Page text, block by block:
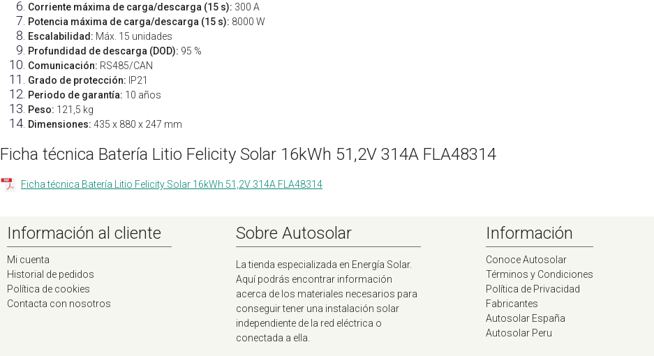
Corriente máxima de carga/descarga (15 s): 300 A
Potencia máxima de carga/descarga (15 s): 8000 W
Escalabilidad: Máx. 15 unidades
Profundidad de descarga (DOD): 95 %
Comunicación: RS485/CAN
Grado de protección: IP21
Periodo de garantía: 10 años
Peso: 121,5 kg
Dimensiones: 435 x 880 x 247 mm
Ficha técnica Batería Litio Felicity Solar 16kWh 51,2V 314A FLA48314
Ficha técnica Batería Litio Felicity Solar 16kWh 51,2V 314A FLA48314
Información al cliente
Mi cuenta
Historial de pedidos
Política de cookies
Contacta con nosotros
Sobre Autosolar
La tienda especializada en Energía Solar.
Aquí podrás encontrar información
acerca de los materiales necesarios para
conseguir tener una instalación solar
independiente de la red eléctrica o
conectada a ella.
Información
Conoce Autosolar
Términos y Condiciones
Política de Privacidad
Fabricantes
Autosolar España
Autosolar Peru